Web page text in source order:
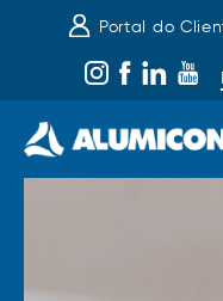
Portal do